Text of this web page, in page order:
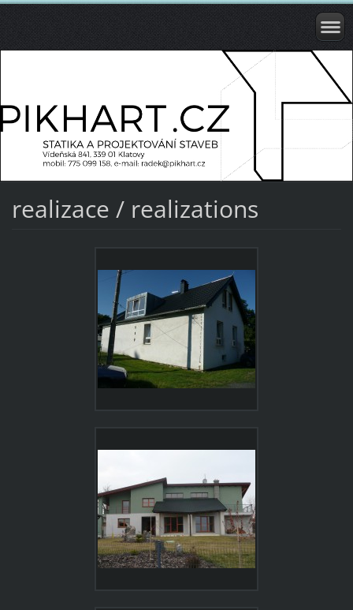
realizace / realizations